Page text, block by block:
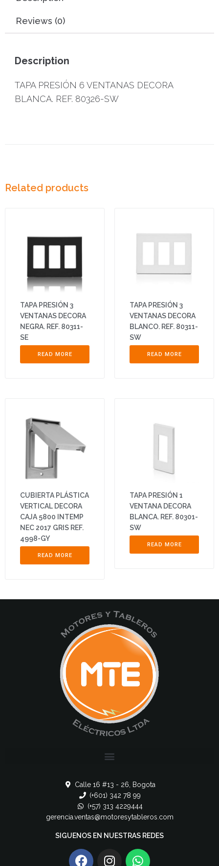
Reviews (0)
Description
TAPA PRESIÓN 6 VENTANAS DECORA
BLANCA. REF. 80326-SW
Related products
TAPA PRESIÓN 3
VENTANAS DECORA
NEGRA. REF. 80311-
SE
READ MORE
TAPA PRESIÓN 3
VENTANAS DECORA
BLANCO. REF. 80311-
SW
READ MORE
CUBIERTA PLÁSTICA
VERTICAL DECORA
CAJA 5800 INTEMP
NEC 2017 GRIS REF.
4998-GY
READ MORE
TAPA PRESIÓN 1
VENTANA DECORA
BLANCA. REF. 80301-
SW
READ MORE
Calle 16 #13 - 26, Bogota
(+601) 342 78 99
(+57) 313 4229444
gerencia.ventas@motoresytableros.com
SIGUENOS EN NUESTRAS REDES